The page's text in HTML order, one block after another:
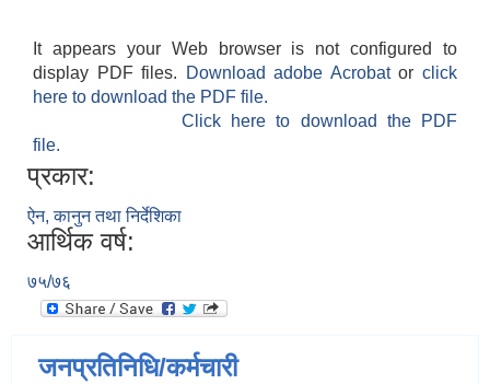
It appears your Web browser is not configured to
display PDF files.
Download adobe Acrobatorclick
here to download the PDF file.
Click here to download the PDF
file.
प्रकार:
ऐन, कानुन तथा निर्देशिका
आर्थिक वर्ष:
७५/७६
जनप्रतिनिधि/कर्मचारी